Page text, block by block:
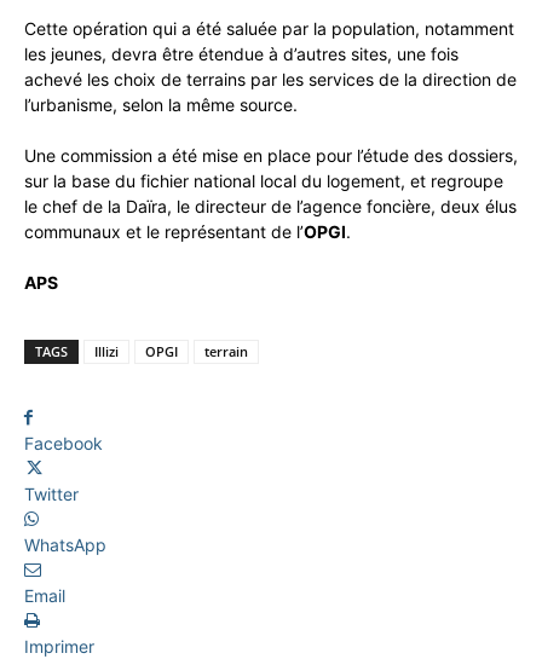
Cette opération qui a été saluée par la population, notamment
les jeunes, devra être étendue à d’autres sites, une fois
achevé les choix de terrains par les services de la direction de
l’urbanisme, selon la même source.
Une commission a été mise en place pour l’étude des dossiers,
sur la base du fichier national local du logement, et regroupe
le chef de la Daïra, le directeur de l’agence foncière, deux élus
communaux et le représentant de l’OPGI.
APS
TAGS Illizi OPGI terrain
Facebook
Twitter
WhatsApp
Email
Imprimer